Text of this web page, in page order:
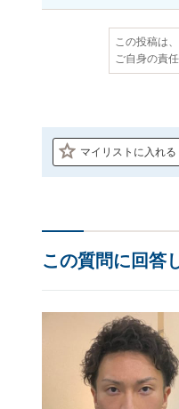
この投稿は
ご自身の責
マイリストに入れる
この質問に回答